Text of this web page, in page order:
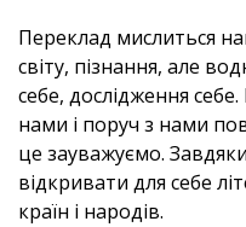
Переклад мислиться
світу, пізнання, але
себе, дослідження
нами і поруч з нами
це зауважуємо.
відкривати для себе
країн і народів.